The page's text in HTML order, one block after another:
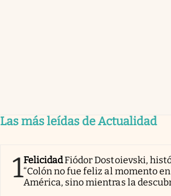
Las más leídas de Actualidad
1FelicidadFiódor Dostoievski,
“Colón no fue feliz al momento
América, sino mientras la